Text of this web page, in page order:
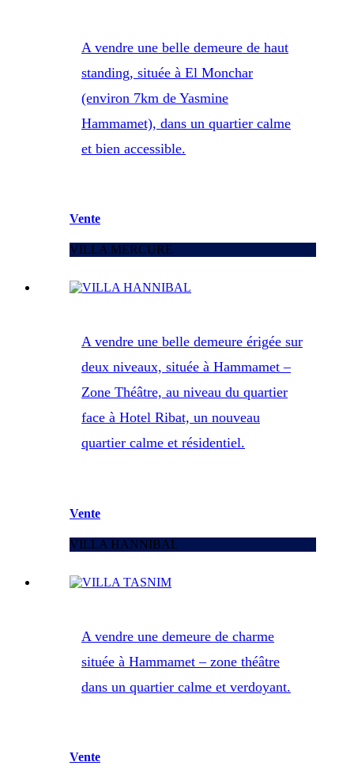
A vendre une belle demeure de haut
standing, située à El Monchar
(environ 7km de Yasmine
Hammamet), dans un quartier calme
et bien accessible.
Vente
VILLA MERCURE
A vendre une belle demeure érigée sur
deux niveaux, située à Hammamet –
Zone Théâtre, au niveau du quartier
face à Hotel Ribat, un nouveau
quartier calme et résidentiel.
Vente
VILLA HANNIBAL
A vendre une demeure de charme
située à Hammamet – zone théâtre
dans un quartier calme et verdoyant.
Vente